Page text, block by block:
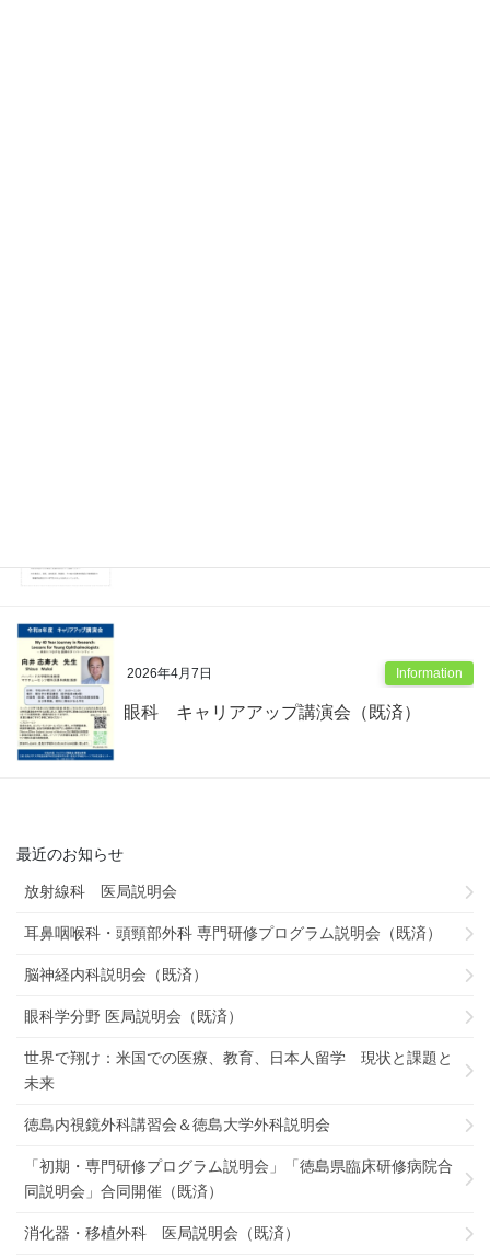
2026年4月7日 Information
眼科 キャリアアップ講演会（既済）
最近のお知らせ
放射線科 医局説明会
耳鼻咽喉科・頭頸部外科 専門研修プログラム説明会（既済）
脳神経内科説明会（既済）
眼科学分野 医局説明会（既済）
世界で翔け：米国での医療、教育、日本人留学 現状と課題と
未来
徳島内視鏡外科講習会＆徳島大学外科説明会
「初期・専門研修プログラム説明会」「徳島県臨床研修病院合
同説明会」合同開催（既済）
消化器・移植外科 医局説明会（既済）